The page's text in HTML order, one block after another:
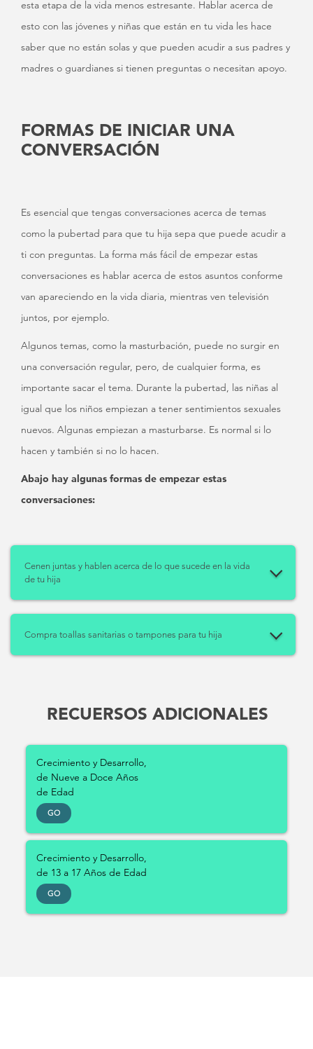
esta etapa de la vida menos estresante. Hablar acerca de
esto con las jóvenes y niñas que están en tu vida les hace
saber que no están solas y que pueden acudir a sus padres y
madres o guardianes si tienen preguntas o necesitan apoyo.
FORMAS DE INICIAR UNA
CONVERSACIÓN
Es esencial que tengas conversaciones acerca de temas
como la pubertad para que tu hija sepa que puede acudir a
ti con preguntas. La forma más fácil de empezar estas
conversaciones es hablar acerca de estos asuntos conforme
van apareciendo en la vida diaria, mientras ven televisión
juntos, por ejemplo.
Algunos temas, como la masturbación, puede no surgir en
una conversación regular, pero, de cualquier forma, es
importante sacar el tema. Durante la pubertad, las niñas al
igual que los niños empiezan a tener sentimientos sexuales
nuevos. Algunas empiezan a masturbarse. Es normal si lo
hacen y también si no lo hacen.
Abajo hay algunas formas de empezar estas
conversaciones:
Cenen juntas y hablen acerca de lo que sucede en la vida
de tu hija
Compra toallas sanitarias o tampones para tu hija
RECUERSOS ADICIONALES
Crecimiento y Desarrollo,
de Nueve a Doce Años
de Edad
GO
Crecimiento y Desarrollo,
de 13 a 17 Años de Edad
GO